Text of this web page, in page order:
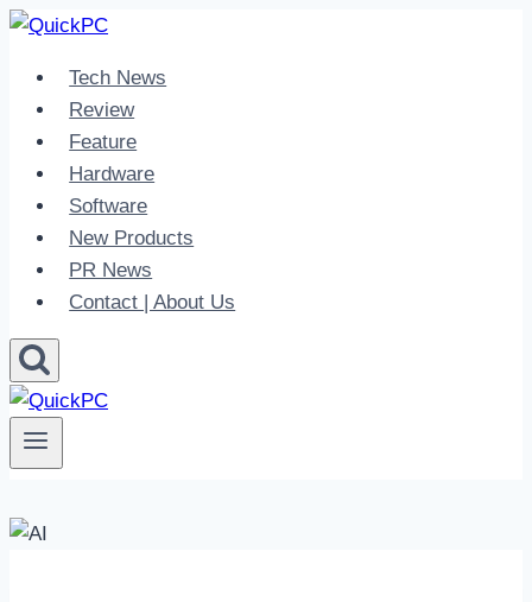
Skip
contentTech News
Review
Feature
Hardware
Software
New Products
PR News
Contact | About Us